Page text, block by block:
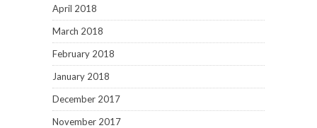
April 2018
March 2018
February 2018
January 2018
December 2017
November 2017